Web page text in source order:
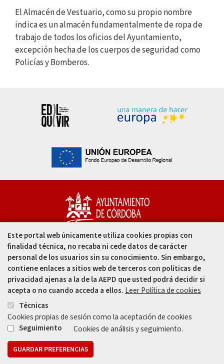
El Almacén de Vestuario, como su propio nombre
indica es un almacén fundamentalmente de ropa de
trabajo de todos los oficios del Ayuntamiento,
excepción hecha de los cuerpos de seguridad como
Policías y Bomberos.
Capitulares, 1. 14002
Córdoba - España
957 49 99 00
957 47 80 50
EnlaceEnlace
Mapa web Aviso legal
Este portal web únicamente utiliza cookies propias con
finalidad técnica, no recaba ni cede datos de carácter
personal de los usuarios sin su conocimiento. Sin embargo,
contiene enlaces a sitios web de terceros con políticas de
privacidad ajenas a la de la AEPD que usted podrá decidir si
acepta o no cuando acceda a ellos. Leer Política de cookies
Técnicas
Cookies propias de sesión como la aceptación de cookies
Seguimiento
Cookies de análisis y seguimiento.
GUARDAR PREFERENCIAS